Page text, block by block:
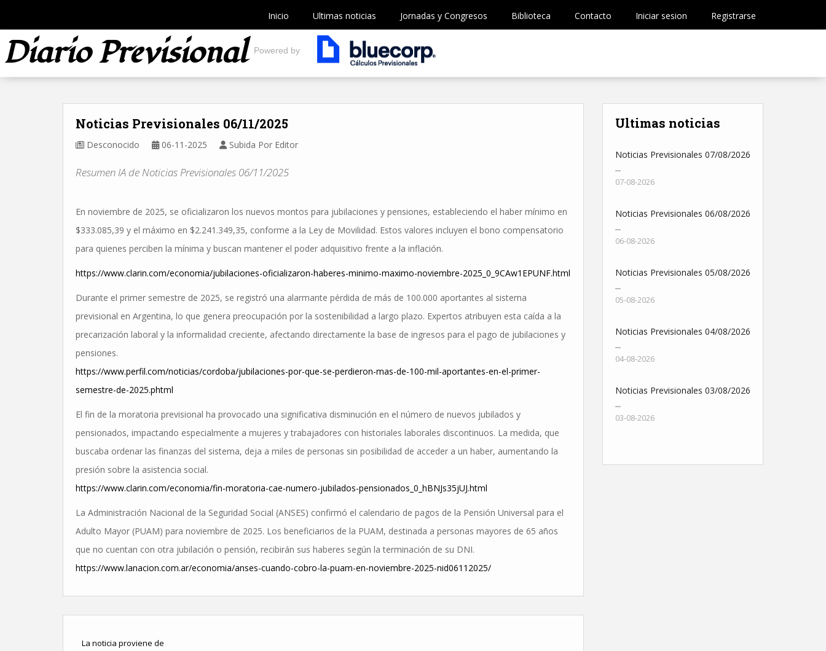
Inicio Ultimas noticias Jornadas y Congresos Biblioteca Contacto Iniciar sesion Registrarse
Diario Previsional Powered by
Noticias Previsionales 06/11/2025
Desconocido 06-11-2025 Subida Por Editor
Resumen IA de Noticias Previsionales 06/11/2025
En noviembre de 2025, se oficializaron los nuevos montos para jubilaciones y pensiones, estableciendo el haber mínimo en
$333.085,39 y el máximo en $2.241.349,35, conforme a la Ley de Movilidad. Estos valores incluyen el bono compensatorio
para quienes perciben la mínima y buscan mantener el poder adquisitivo frente a la inflación.
https://www.clarin.com/economia/jubilaciones-oficializaron-haberes-minimo-maximo-noviembre-2025_0_9CAw1EPUNF.html
Durante el primer semestre de 2025, se registró una alarmante pérdida de más de 100.000 aportantes al sistema
previsional en Argentina, lo que genera preocupación por la sostenibilidad a largo plazo. Expertos atribuyen esta caída a la
precarización laboral y la informalidad creciente, afectando directamente la base de ingresos para el pago de jubilaciones y
pensiones.
https://www.perfil.com/noticias/cordoba/jubilaciones-por-que-se-perdieron-mas-de-100-mil-aportantes-en-el-primer-
semestre-de-2025.phtml
El fin de la moratoria previsional ha provocado una significativa disminución en el número de nuevos jubilados y
pensionados, impactando especialmente a mujeres y trabajadores con historiales laborales discontinuos. La medida, que
buscaba ordenar las finanzas del sistema, deja a miles de personas sin posibilidad de acceder a un haber, aumentando la
presión sobre la asistencia social.
https://www.clarin.com/economia/fin-moratoria-cae-numero-jubilados-pensionados_0_hBNJs35jUJ.html
La Administración Nacional de la Seguridad Social (ANSES) confirmó el calendario de pagos de la Pensión Universal para el
Adulto Mayor (PUAM) para noviembre de 2025. Los beneficiarios de la PUAM, destinada a personas mayores de 65 años
que no cuentan con otra jubilación o pensión, recibirán sus haberes según la terminación de su DNI.
https://www.lanacion.com.ar/economia/anses-cuando-cobro-la-puam-en-noviembre-2025-nid06112025/
La noticia proviene de
Ultimas noticias
Noticias Previsionales 07/08/2026
...
07-08-2026
Noticias Previsionales 06/08/2026
...
06-08-2026
Noticias Previsionales 05/08/2026
...
05-08-2026
Noticias Previsionales 04/08/2026
...
04-08-2026
Noticias Previsionales 03/08/2026
...
03-08-2026